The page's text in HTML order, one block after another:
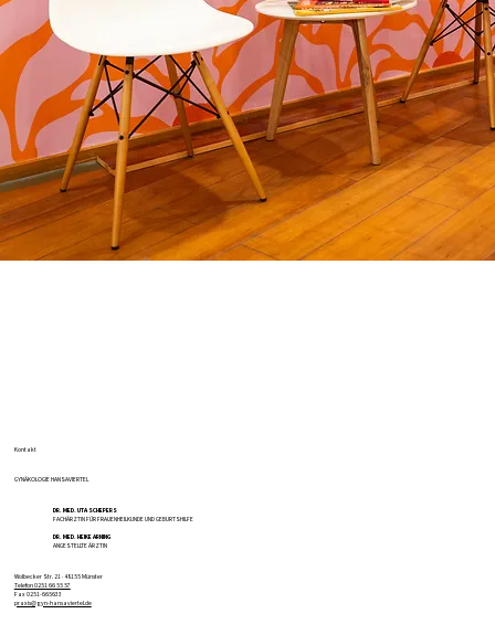
Kontakt
GYNÄKOLOGIE HANSAVIERTEL
DR. MED. UTA SCHEPERS
FACHÄRZTIN FÜR FRAUENHEILKUNDE UND GEBURTSHILFE
DR. MED. HEIKE ARNING
ANGESTELLTE ÄRZTIN
Wolbecker Str. 21 · 48155 Münster
Telefon 0251 66 55 57
Fax 0251-665633
praxis@gyn-hansaviertel.de